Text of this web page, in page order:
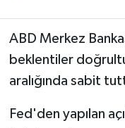
ABD Merkez
beklentiler
aralığında sabit
Fed'den yapılan